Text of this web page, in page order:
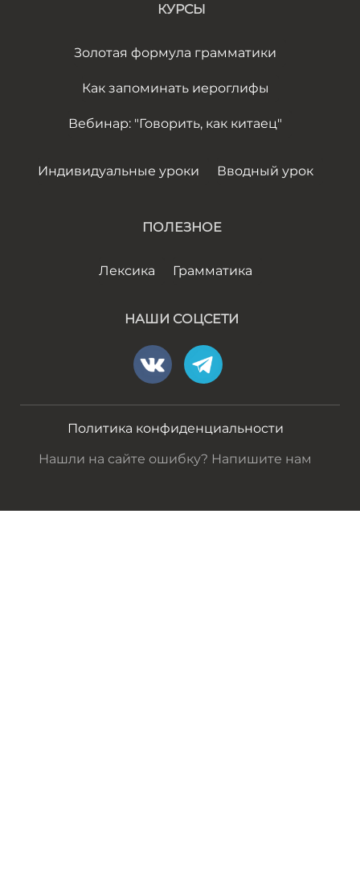
КУРСЫ
Золотая формула грамматики
Как запоминать иероглифы
Вебинар: "Говорить, как китаец"
Индивидуальные уроки Вводный урок
ПОЛЕЗНОЕ
Лексика Грамматика
НАШИ СОЦСЕТИ
Политика конфиденциальности
Нашли на сайте ошибку? Напишите нам